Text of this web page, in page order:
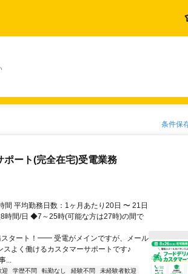
条件保
ポート(完全在宅)受電業務
平均勤務日数：1ヶ月あたり20日 〜 21日
時間/日 ◆7～25時(可能な方は27時)の間で
タート！━━ 受電がメインですが、メール
よく働けるカスタマーサポートです♪
...
迎 学歴不問 転勤なし 経験不問
未経験者歓迎